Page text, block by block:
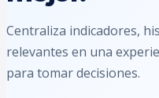
Centraliza indicadores,
relevantes en una
para tomar decisiones.